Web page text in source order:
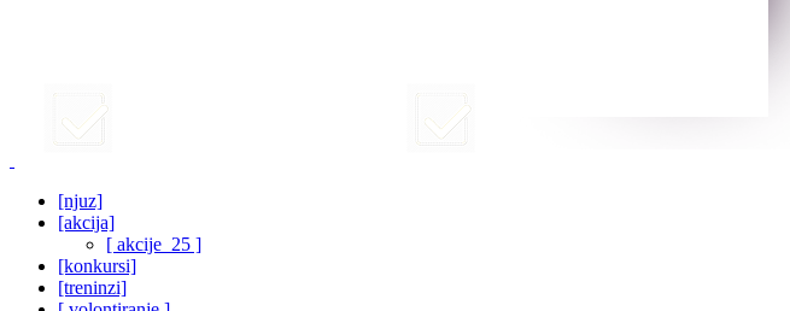
[njuz]
[akcija]
[ akcije_25 ]
[konkursi]
[treninzi]